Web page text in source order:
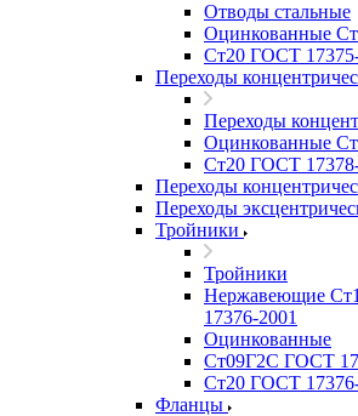
Отводы стальные
Оцинкованные
Ст20 ГОСТ
Переходы
Переходы
Оцинкованные
Ст20 ГОСТ
Переходы
Переходы
Тройники
Тройники
Нержавеющие
17376-2001
Оцинкованные
Ст09Г2С ГОСТ
Ст20 ГОСТ
Фланцы